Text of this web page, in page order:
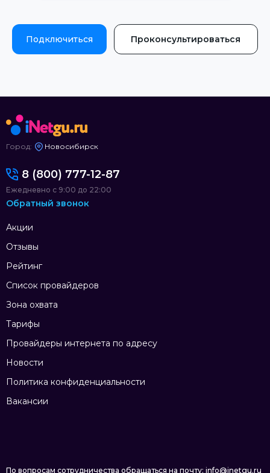
Подключиться Проконсультироваться
Город: Новосибирск
Акции
Отзывы
Рейтинг
Список провайдеров
Зона охвата
Тарифы
Провайдеры интернета по адресу
Новости
Политика конфиденциальности
Вакансии
8 (800) 777-12-87
Ежедневно с 9:00 до 22:00
Обратный звонок
По вопросам сотрудничества обращаться на почту: info@inetgu.ru